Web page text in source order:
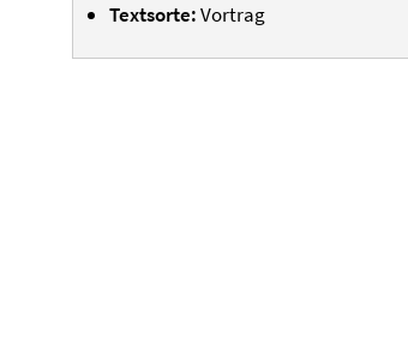
Textsorte:Vortrag